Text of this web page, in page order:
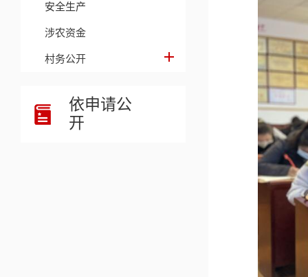
安全生产
涉农资金
村务公开
依申请公
开